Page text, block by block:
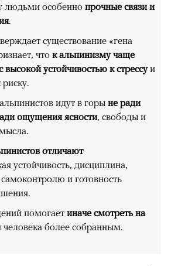
людьми особенно прочные связи и
.
существование «гена
что к альпинизму чаще
высокой устойчивостью к стрессуи
идут в горы не ради
ощущения ясности, свободы и
отличают
устойчивость, дисциплина,
и готовность
помогает иначе смотреть на
человека более собранным.